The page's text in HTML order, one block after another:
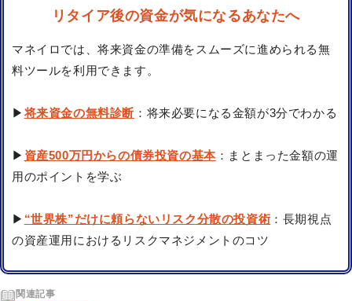
リタイア後の資金が気になるあなたへ
マネイロでは、将来資金の準備をスムーズに進められる無
料ツールを利用できます。
▶将来資金の無料診断 ：将来必要になる金額が3分でわかる
▶ 資産500万円からの債券投資の基本：まとまった金額の運
用のポイントを学ぶ
▶ “世界株”だけに頼らないリスク分散の投資術 ：長期視点
の資産運用におけるリスクマネジメントのコツ
関連記事